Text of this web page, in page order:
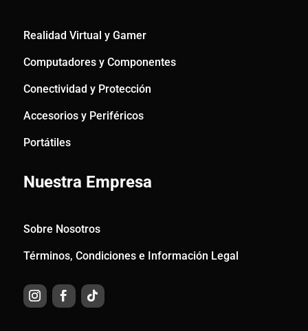
Realidad Virtual y Gamer
Computadores y Componentes
Conectividad y Protección
Accesorios y Periféricos
Portátiles
Nuestra Empresa
Sobre Nosotros
Términos, Condiciones e Información Legal